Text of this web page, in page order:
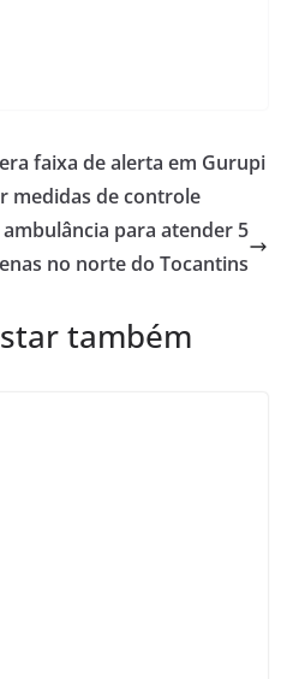
faixa de alerta em Gurupi
medidas de controle
para atender 5
no norte do Tocantins
também